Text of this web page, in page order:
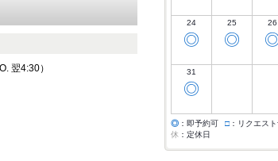
翌4:30）
24
◎
25
◎
26
31
◎
◎ ：即予約可 □ ：リクエス
休 ：定休日